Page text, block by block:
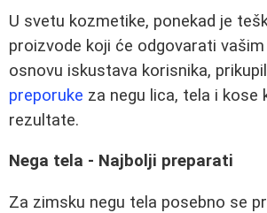
U svetu kozmetike, ponekad je
proizvode koji će odgovarati
osnovu iskustava korisnika,
preporuke za negu lica, tela i kose
rezultate.
Nega tela - Najbolji preparati
Za zimsku negu tela posebno se